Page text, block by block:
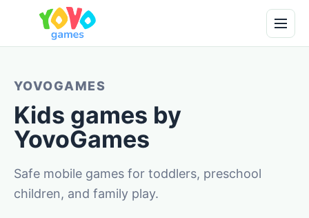
YOVOGAMES
Kids games by
YovoGames
Safe mobile games for toddlers, preschool
children, and family play.